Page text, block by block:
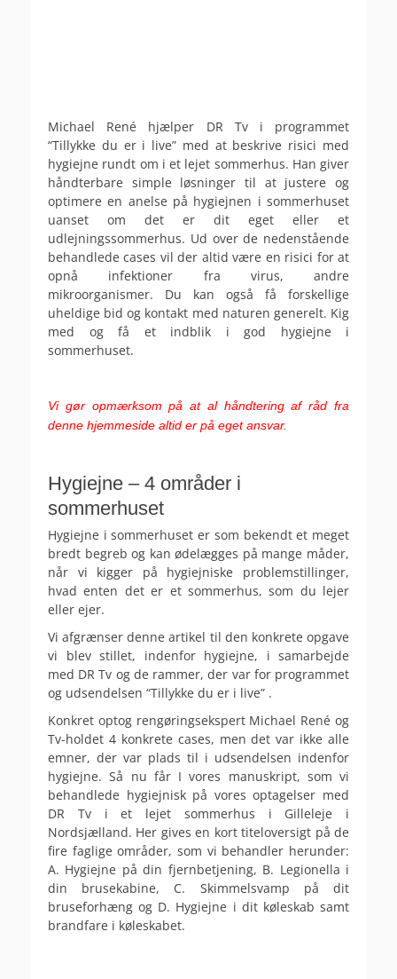
Michael René hjælper DR Tv i programmet
“Tillykke du er i live” med at beskrive risici med
hygiejne rundt om i et lejet sommerhus. Han giver
håndterbare simple løsninger til at justere og
optimere en anelse på hygiejnen i sommerhuset
uanset om det er dit eget eller et
udlejningssommerhus. Ud over de nedenstående
behandlede cases vil der altid være en risici for at
opnå infektioner fra virus, andre
mikroorganismer. Du kan også få forskellige
uheldige bid og kontakt med naturen generelt. Kig
med og få et indblik i god hygiejne i
sommerhuset.
Vi gør opmærksom på at al håndtering af råd fra
denne hjemmeside altid er på eget ansvar.
Hygiejne – 4 områder i
sommerhuset
Hygiejne i sommerhuset er som bekendt et meget
bredt begreb og kan ødelægges på mange måder,
når vi kigger på hygiejniske problemstillinger,
hvad enten det er et sommerhus, som du lejer
eller ejer.
Vi afgrænser denne artikel til den konkrete opgave
vi blev stillet, indenfor hygiejne, i samarbejde
med DR Tv og de rammer, der var for programmet
og udsendelsen “Tillykke du er i live” .
Konkret optog rengøringsekspert Michael René og
Tv-holdet 4 konkrete cases, men det var ikke alle
emner, der var plads til i udsendelsen indenfor
hygiejne. Så nu får I vores manuskript, som vi
behandlede hygiejnisk på vores optagelser med
DR Tv i et lejet sommerhus i Gilleleje i
Nordsjælland. Her gives en kort titeloversigt på de
fire faglige områder, som vi behandler herunder:
A. Hygiejne på din fjernbetjening, B. Legionella i
din brusekabine, C. Skimmelsvamp på dit
bruseforhæng og D. Hygiejne i dit køleskab samt
brandfare i køleskabet.